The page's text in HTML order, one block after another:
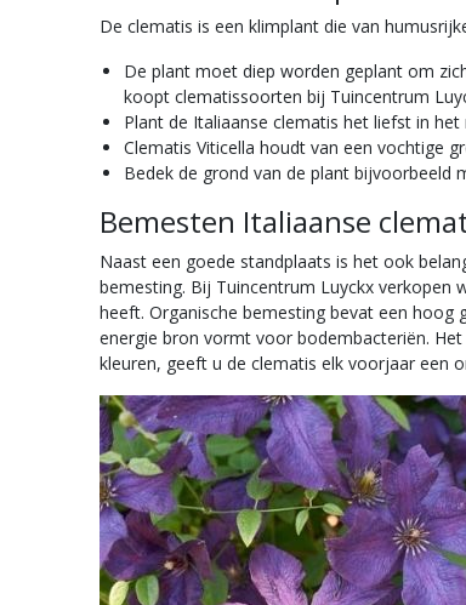
De clematis is een klimplant die van
De plant moet diep worden geplant om
koopt clematissoorten bij Tuincentrum
Plant de Italiaanse clematis het liefst in
Clematis Viticella houdt van een vochtige
Bedek de grond van de plant bijvoorbeeld
Bemesten Italiaanse
Naast een goede standplaats is het ook
bemesting. Bij Tuincentrum Luyckx verkopen
heeft. Organische bemesting bevat een
energie bron vormt voor bodembacteriën.
kleuren, geeft u de clematis elk voorjaar een